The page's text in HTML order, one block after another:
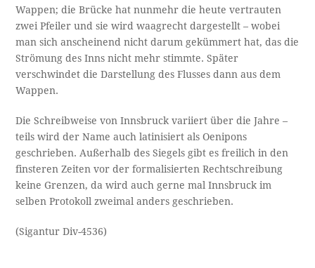
Wappen; die Brücke hat nunmehr die heute vertrauten
zwei Pfeiler und sie wird waagrecht dargestellt – wobei
man sich anscheinend nicht darum gekümmert hat, das die
Strömung des Inns nicht mehr stimmte. Später
verschwindet die Darstellung des Flusses dann aus dem
Wappen.
Die Schreibweise von Innsbruck variiert über die Jahre –
teils wird der Name auch latinisiert als Oenipons
geschrieben. Außerhalb des Siegels gibt es freilich in den
finsteren Zeiten vor der formalisierten Rechtschreibung
keine Grenzen, da wird auch gerne mal Innsbruck im
selben Protokoll zweimal anders geschrieben.
(Sigantur Div-4536)